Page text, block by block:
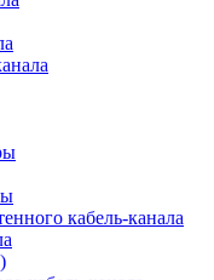
кабель-канала